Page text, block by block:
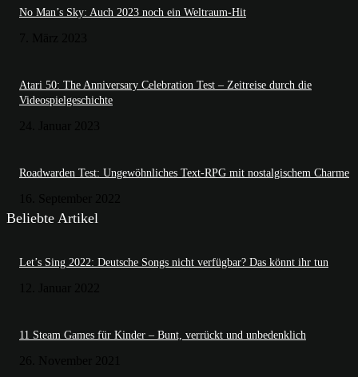
No Man’s Sky: Auch 2023 noch ein Weltraum-Hit
Atari 50: The Anniversary Celebration Test – Zeitreise durch die
Videospielgeschichte
Roadwarden Test: Ungewöhnliches Text-RPG mit nostalgischem Charme
Beliebte Artikel
Let’s Sing 2022: Deutsche Songs nicht verfügbar? Das könnt ihr tun
11 Steam Games für Kinder – Bunt, verrückt und unbedenklich